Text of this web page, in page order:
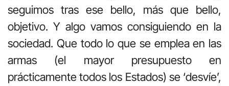
seguimos tras ese bello, más que bello,
objetivo. Y algo vamos consiguiendo en la
sociedad. Que todo lo que se emplea en las
armas (el mayor presupuesto en
prácticamente todos los Estados) se ‘desvíe’,